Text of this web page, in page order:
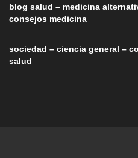
blog salud – medicina
consejos medicina
sociedad – ciencia general –
salud